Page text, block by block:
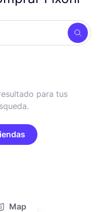
para tus
Map